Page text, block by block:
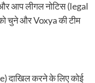
आप लीगल नोटिस (legal
चुने और Voxya की टीम
दाखिल करने के लिए कोई